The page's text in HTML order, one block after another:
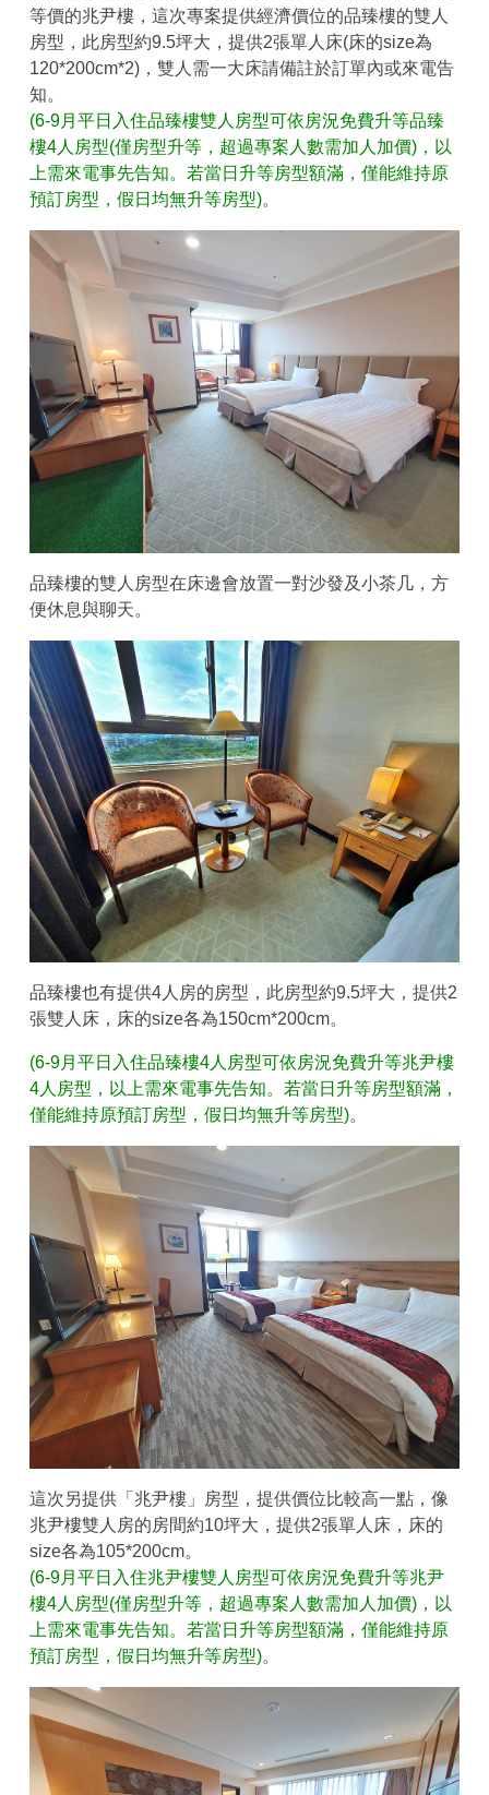
等價的兆尹樓，這次專案提供經濟價位的品臻樓的雙人
房型，此房型約9.5坪大，提供2張單人床(床的size為
120*200cm*2)，雙人需一大床請備註於訂單內或來電告
知。
(6-9月平日入住品臻樓雙人房型可依房況免費升等品臻
樓4人房型(僅房型升等，超過專案人數需加人加價)，以
上需來電事先告知。若當日升等房型額滿，僅能維持原
預訂房型，假日均無升等房型)。
品臻樓的雙人房型在床邊會放置一對沙發及小茶几，方
便休息與聊天。
品臻樓也有提供4人房的房型，此房型約9.5坪大，提供2
張雙人床，床的size各為150cm*200cm。
(6-9月平日入住品臻樓4人房型可依房況免費升等兆尹樓
4人房型，以上需來電事先告知。若當日升等房型額滿，
僅能維持原預訂房型，假日均無升等房型)。
這次另提供「兆尹樓」房型，提供價位比較高一點，像
兆尹樓雙人房的房間約10坪大，提供2張單人床，床的
size各為105*200cm。
(6-9月平日入住兆尹樓雙人房型可依房況免費升等兆尹
樓4人房型(僅房型升等，超過專案人數需加人加價)，以
上需來電事先告知。若當日升等房型額滿，僅能維持原
預訂房型，假日均無升等房型)。